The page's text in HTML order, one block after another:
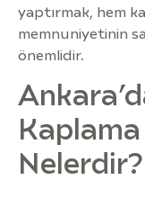
yaptırmak, hem
memnuniyetinin
önemlidir.
Nelerdir?